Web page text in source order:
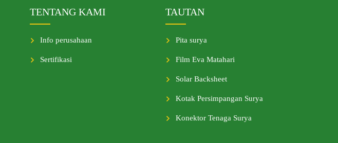
TENTANG KAMI
Info perusahaan
Sertifikasi
TAUTAN
Pita surya
Film Eva Matahari
Solar Backsheet
Kotak Persimpangan Surya
Konektor Tenaga Surya